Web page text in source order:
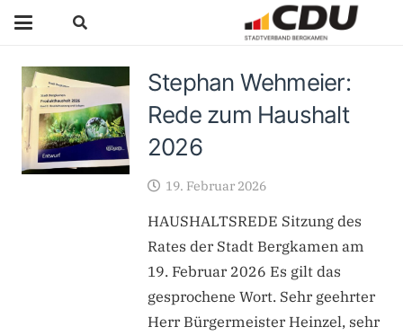
Stephan Wehmeier:
Rede zum Haushalt
2026
19. Februar 2026
HAUSHALTSREDE Sitzung des
Rates der Stadt Bergkamen am
19. Februar 2026 Es gilt das
gesprochene Wort. Sehr geehrter
Herr Bürgermeister Heinzel, sehr